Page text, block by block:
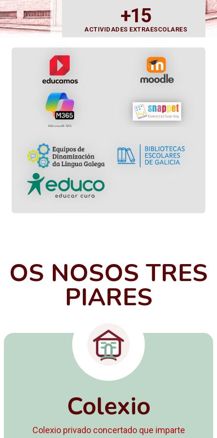
+15
ACTIVIDADES EXTRAESCOLARES
OS NOSOS TRES
PIARES
Colexio
Colexio privado concertado que imparte